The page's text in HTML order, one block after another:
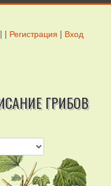
| Регистрация | Вход
ГРИБОВ